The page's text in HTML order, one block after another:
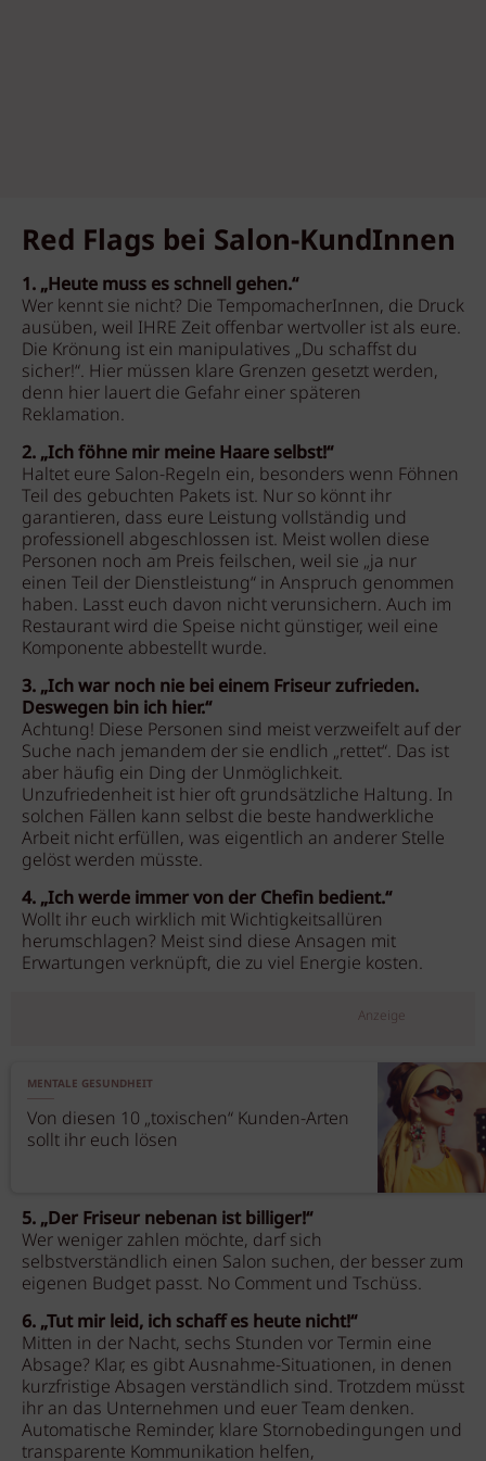
Red Flags bei Salon-KundInnen
1. „Heute muss es schnell gehen.“
Wer kennt sie nicht? Die TempomacherInnen, die Druck
ausüben, weil IHRE Zeit offenbar wertvoller ist als eure.
Die Krönung ist ein manipulatives „Du schaffst du
sicher!“. Hier müssen klare Grenzen gesetzt werden,
denn hier lauert die Gefahr einer späteren
Reklamation.
2. „Ich föhne mir meine Haare selbst!“
Haltet eure Salon-Regeln ein, besonders wenn Föhnen
Teil des gebuchten Pakets ist. Nur so könnt ihr
garantieren, dass eure Leistung vollständig und
professionell abgeschlossen ist. Meist wollen diese
Personen noch am Preis feilschen, weil sie „ja nur
einen Teil der Dienstleistung“ in Anspruch genommen
haben. Lasst euch davon nicht verunsichern. Auch im
Restaurant wird die Speise nicht günstiger, weil eine
Komponente abbestellt wurde.
3. „Ich war noch nie bei einem Friseur zufrieden.
Deswegen bin ich hier.“
Achtung! Diese Personen sind meist verzweifelt auf der
Suche nach jemandem der sie endlich „rettet“. Das ist
aber häufig ein Ding der Unmöglichkeit.
Unzufriedenheit ist hier oft grundsätzliche Haltung. In
solchen Fällen kann selbst die beste handwerkliche
Arbeit nicht erfüllen, was eigentlich an anderer Stelle
gelöst werden müsste.
4. „Ich werde immer von der Chefin bedient.“
Wollt ihr euch wirklich mit Wichtigkeitsallüren
herumschlagen? Meist sind diese Ansagen mit
Erwartungen verknüpft, die zu viel Energie kosten.
Anzeige
MENTALE GESUNDHEIT
Von diesen 10 „toxischen“ Kunden-Arten
sollt ihr euch lösen
5. „Der Friseur nebenan ist billiger!“
Wer weniger zahlen möchte, darf sich
selbstverständlich einen Salon suchen, der besser zum
eigenen Budget passt. No Comment und Tschüss.
6. „Tut mir leid, ich schaff es heute nicht!“
Mitten in der Nacht, sechs Stunden vor Termin eine
Absage? Klar, es gibt Ausnahme-Situationen, in denen
kurzfristige Absagen verständlich sind. Trotzdem müsst
ihr an das Unternehmen und euer Team denken.
Automatische Reminder, klare Stornobedingungen und
transparente Kommunikation helfen,